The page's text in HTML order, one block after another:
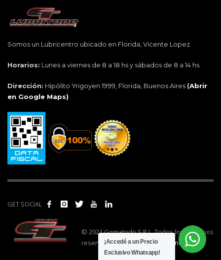
Somos un Lubricentro ubicado en Florida, Vicente Lopez.
Horarios: Lunes a viernes de 8 a 18 hs y sábados de 8 a 14 hs.
Dirección: Hipólito Yrigoyen 1999, Florida, Buenos Aires (Abrir
en Google Maps)
GET SOCIAL
© 2021 Gomatodo S.R.L. Todos los derechos
reservados. | Realizado por
cónclave.
¡Accedé a un Precio
Exclusivo Whatsapp!